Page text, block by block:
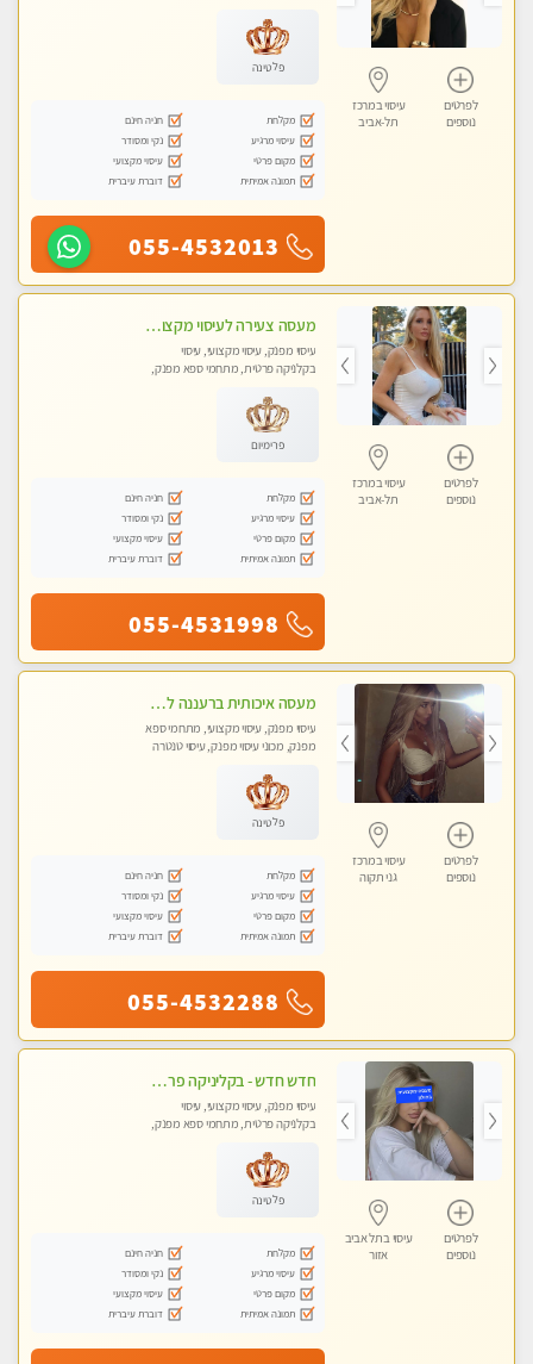
לפרטים
נוספים
עיסוי במרכז
תל-אביב
פלטינה
מקלחת
חניה חינם
עיסוי מרגיע
נקי ומסודר
מקום פרטי
עיסוי מקצועי
תמונה אמיתית
דוברת עיברית
055-4532013
לפרטים
נוספים
עיסוי במרכז
תל-אביב
מעסה צעירה לעיסוי מקצועי בבת-ים ללא מין !!
עיסוי מפנק, עיסוי מקצועי, עיסוי
בקלניקה פרטית, מתחמי ספא מפנק,
טנטרה
פרימיום
מקלחת
חניה חינם
עיסוי מרגיע
נקי ומסודר
מקום פרטי
עיסוי מקצועי
תמונה אמיתית
דוברת עיברית
055-4531998
לפרטים
נוספים
עיסוי במרכז
גני תקוה
מעסה איכותית ברעננה למאסז מקצועי ומפנק לכל שרירי הגוף
עיסוי מפנק, עיסוי מקצועי, מתחמי ספא
מפנק, מכוני עיסוי מפנק, עיסוי טנטרה
פלטינה
מקלחת
חניה חינם
עיסוי מרגיע
נקי ומסודר
מקום פרטי
עיסוי מקצועי
תמונה אמיתית
דוברת עיברית
055-4532288
לפרטים
נוספים
עיסוי בתל אביב
אזור
חדש חדש - בקליניקה פרטית בחולון עיסוי לחידוש אנרגיות עיסוי חלומי מומלץ מאוד-ללא מין! highly recommended new in the city
עיסוי מפנק, עיסוי מקצועי, עיסוי
בקלניקה פרטית, מתחמי ספא מפנק,
פלטינה
מקלחת
חניה חינם
עיסוי מרגיע
נקי ומסודר
מקום פרטי
עיסוי מקצועי
תמונה אמיתית
דוברת עיברית